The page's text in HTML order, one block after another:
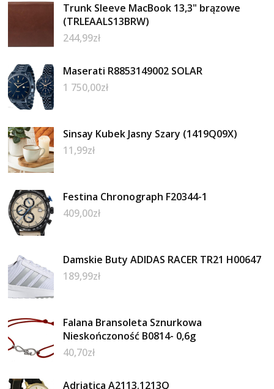
Trunk Sleeve MacBook 13,3" brązowe
(TRLEAALS13BRW)
244,99zł
Maserati R8853149002 SOLAR
1 750,00zł
Sinsay Kubek Jasny Szary (1419Q09X)
11,99zł
Festina Chronograph F20344-1
409,00zł
Damskie Buty ADIDAS RACER TR21 H00647
189,99zł
Falana Bransoleta Sznurkowa
Nieskończoność B0814- 0,6g
40,70zł
Adriatica A2113.1213Q